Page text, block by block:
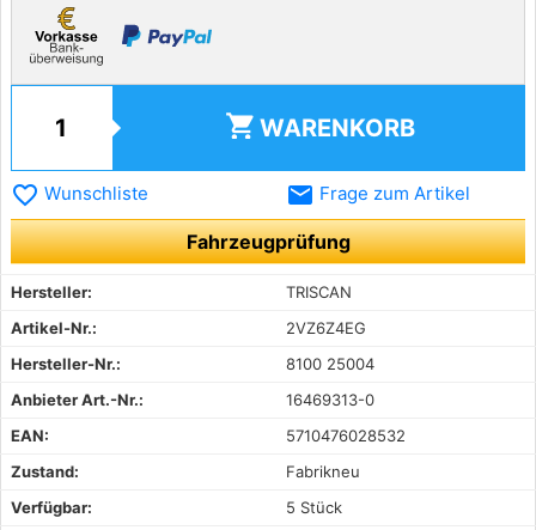
shopping_cart WARENKORB
favorite_border Wunschliste email Frage zum Artikel
Fahrzeugprüfung
Hersteller:
TRISCAN
Artikel-Nr.:
2VZ6Z4EG
Hersteller-Nr.:
8100 25004
Anbieter Art.-Nr.:
16469313-0
EAN:
5710476028532
Zustand:
Fabrikneu
Verfügbar:
5 Stück